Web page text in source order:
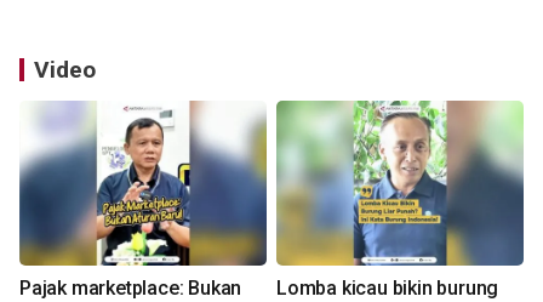
Video
Pajak marketplace: Bukan
Lomba kicau bikin burung